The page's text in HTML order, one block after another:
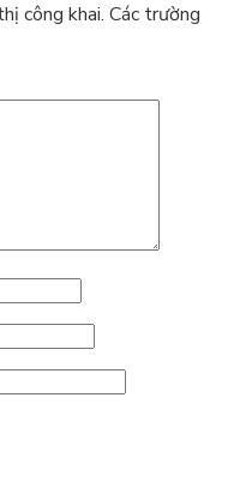
công khai. Các trường